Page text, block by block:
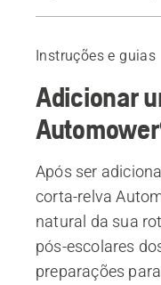
Instruções e guias
Adicionar
Após ser
corta-relva
natural da sua
pós-escolares
preparações